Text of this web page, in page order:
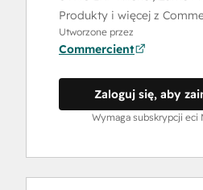
Produkty i więcej z
Utworzone przez
Commercient
Zaloguj się, aby
Wymaga subskrypcji eci